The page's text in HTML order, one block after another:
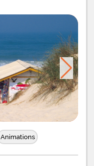
Animations